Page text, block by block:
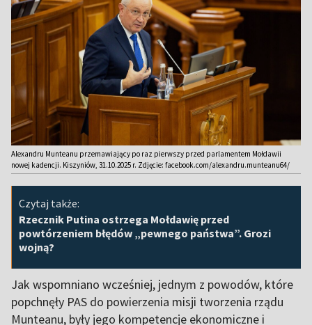
Alexandru Munteanu przemawiający po raz pierwszy przed parlamentem Mołdawii
nowej kadencji. Kiszyniów, 31.10.2025 r. Zdjęcie: facebook.com/alexandru.munteanu64/
Czytaj także:
Rzecznik Putina ostrzega Mołdawię przed
powtórzeniem błędów „pewnego państwa”. Grozi
wojną?
Jak wspomniano wcześniej, jednym z powodów, które
popchnęły PAS do powierzenia misji tworzenia rządu
Munteanu, były jego kompetencje ekonomiczne i